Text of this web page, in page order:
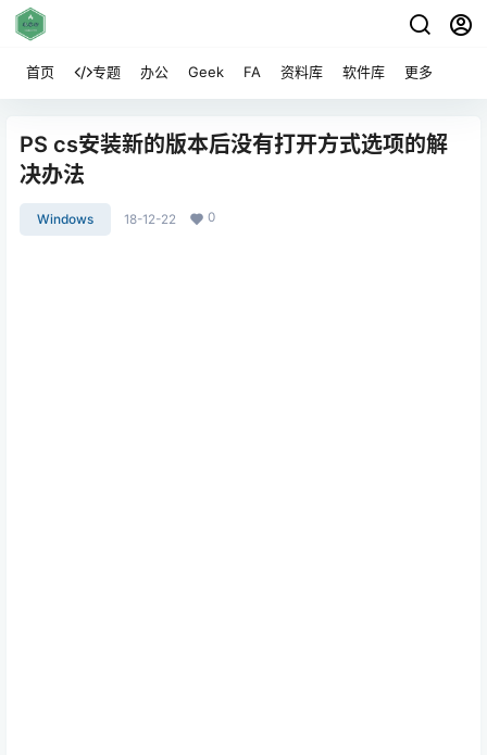
首页 专题 办公 Geek FA 资料库 软件库 更多
PS cs安装新的版本后没有打开方式选项的解
决办法
Windows 18-12-22 0